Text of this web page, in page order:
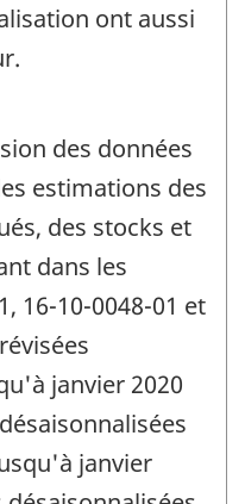
ont aussi
des données
estimations des
des stocks et
dans les
16-10-0048-01 et
janvier 2020
janvier